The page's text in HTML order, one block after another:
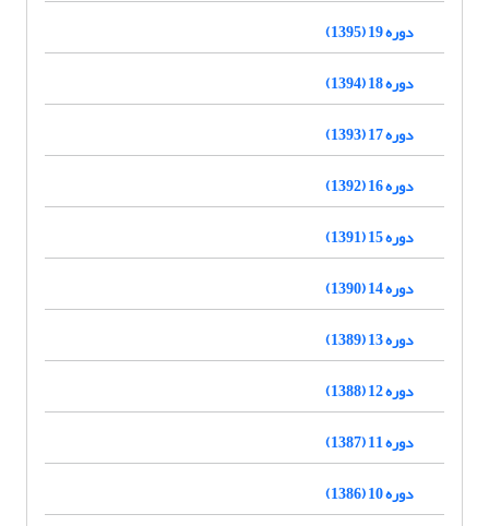
دوره 19 (1395)
دوره 18 (1394)
دوره 17 (1393)
دوره 16 (1392)
دوره 15 (1391)
دوره 14 (1390)
دوره 13 (1389)
دوره 12 (1388)
دوره 11 (1387)
دوره 10 (1386)